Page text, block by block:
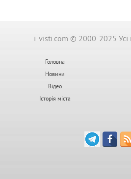
i-visti.com © 2000-2025 Усі
Головна
Новини
Відео
Історія міста